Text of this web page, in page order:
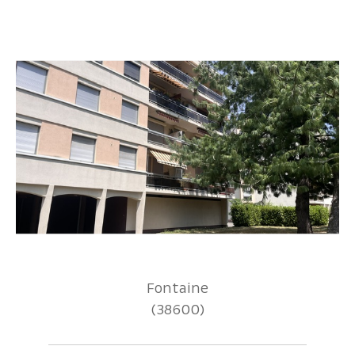
Fontaine
(38600)